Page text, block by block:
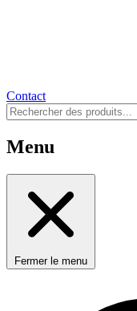
Contact
Menu
Fermer le menu